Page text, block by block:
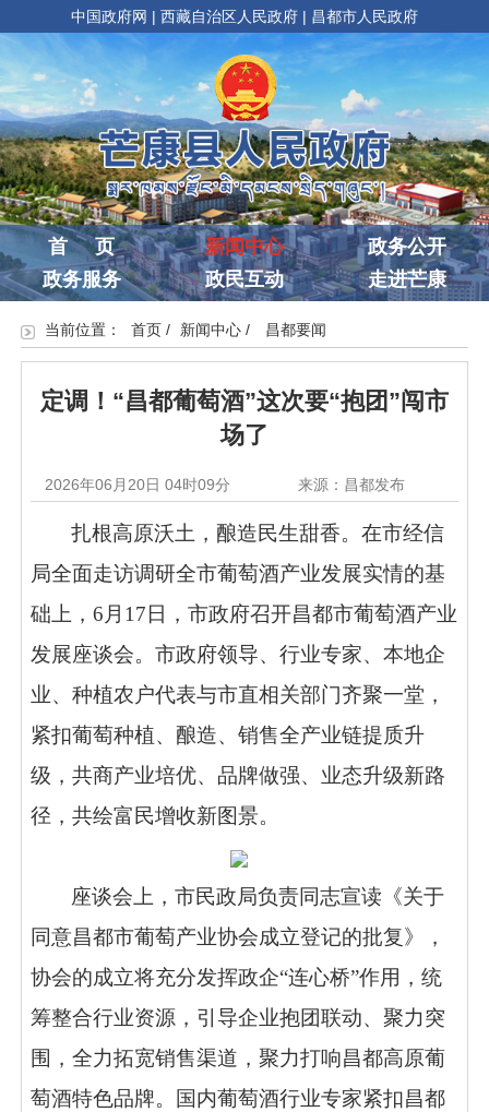
中国政府网 | 西藏自治区人民政府 | 昌都市人民政府
首 页 新闻中心
政务公开
政务服务
政民互动 走进芒康
当前位置： 首页/ 新闻中心/ 昌都要闻
定调！“昌都葡萄酒”这次要“抱团”闯市
场了
2026年06月20日 04时09分 来源：昌都发布
扎根高原沃土，酿造民生甜香。在市经信
局全面走访调研全市葡萄酒产业发展实情的基
础上， 6月17日，市政府召开昌都市葡萄酒产业
发展座谈会。市政府领导、行业专家、本地企
业、种植农户代表与市直相关部门齐聚一堂，
紧扣葡萄种植、酿造、销售全产业链提质升
级，共商产业培优、品牌做强、业态升级新路
径，共绘富民增收新图景。
座谈会上，市民政局负责同志宣读《关于
同意昌都市葡萄产业协会成立登记的批复》，
协会的成立将充分发挥政企“连心桥”作用，统
筹整合行业资源，引导企业抱团联动、聚力突
围，全力拓宽销售渠道，聚力打响昌都高原葡
萄酒特色品牌。国内葡萄酒行业专家紧扣昌都